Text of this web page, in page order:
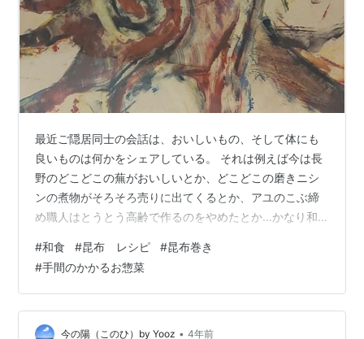
最近ご隠居同士の会話は、おいしいもの、そして体にも
良いものは何かをシェアしている。 それは例えば今は長
野のどこどこの蕪がおいしいとか、どこどこの磨きニシ
ンの煮物がそろそろ売りに出てくるとか、アユのこぶ締
め職人はとうとう高齢で作るのをやめたとか…かなり和
していて、ちょっと一見さんが入るには勇気のいるお店
だが、そこに昆布料理の美味しいお惣菜があることを先
輩ご隠居から教えてもらい、寄ってみた。 色々なお惣菜
や小さなお握りの数々と味見を振舞ってもらい、何を求
めたらよいかわからなくなってしまったが、そもそもこ
#和食 #昆布 レシピ #昆布巻き
#手間のかかるお惣菜
今の陽（このひ）by Yooz • 4年前